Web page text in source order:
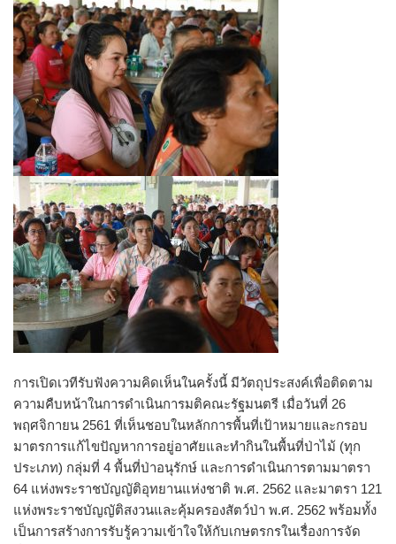
การเปิดเวทีรับฟังความคิดเห็นในครั้งนี้ มีวัตถุประสงค์เพื่อติดตาม
ความคืบหน้าในการดำเนินการมติคณะรัฐมนตรี เมื่อวันที่ 26
พฤศจิกายน 2561 ที่เห็นชอบในหลักการพื้นที่เป้าหมายและกรอบ
มาตรการแก้ไขปัญหาการอยู่อาศัยและทำกินในพื้นที่ป่าไม้ (ทุก
ประเภท) กลุ่มที่ 4 พื้นที่ป่าอนุรักษ์ และการดำเนินการตามมาตรา
64 แห่งพระราชบัญญัติอุทยานแห่งชาติ พ.ศ. 2562 และมาตรา 121
แห่งพระราชบัญญัติสงวนและคุ้มครองสัตว์ป่า พ.ศ. 2562 พร้อมทั้ง
เป็นการสร้างการรับรู้ความเข้าใจให้กับเกษตรกรในเรื่องการจัด